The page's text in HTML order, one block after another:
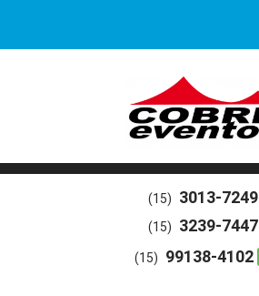
(15) 3013-7249
(15) 3239-7447
(15) 99138-4102